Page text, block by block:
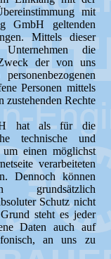
mit
GmbH geltenden
Mittels dieser
Unternehmen die
der von uns
Personen mittels
zustehenden Rechte
hat als für die
technische und
um einen möglichst
verarbeiteten
Dennoch können
grundsätzlich
Schutz nicht
steht es jeder
Daten auch auf
an uns zu